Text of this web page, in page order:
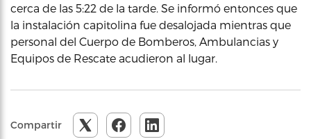
cerca de las 5:22 de la tarde. Se informó entonces que
la instalación capitolina fue desalojada mientras que
personal del Cuerpo de Bomberos, Ambulancias y
Equipos de Rescate acudieron al lugar.
Compartir